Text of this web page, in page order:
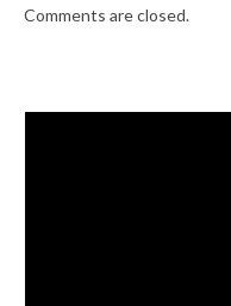
Comments are closed.